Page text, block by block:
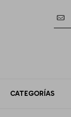
CATEGORÍAS